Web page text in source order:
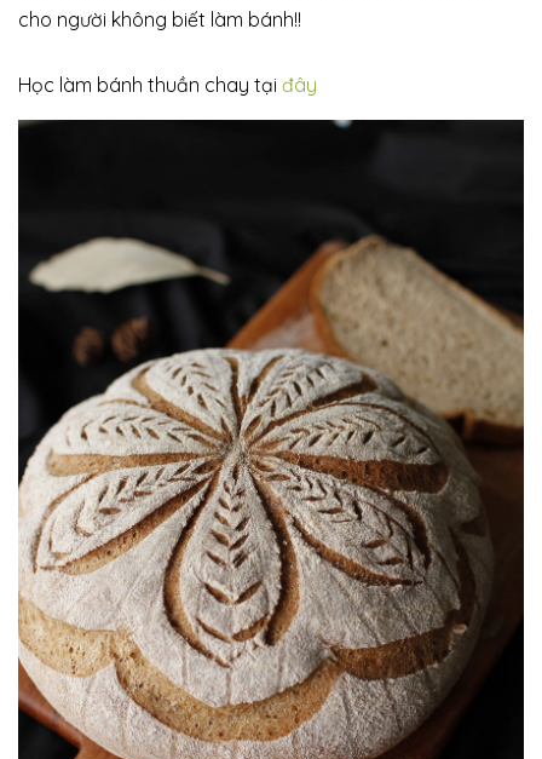
cho người không biết làm bánh!!
Học làm bánh thuần chay tại đây